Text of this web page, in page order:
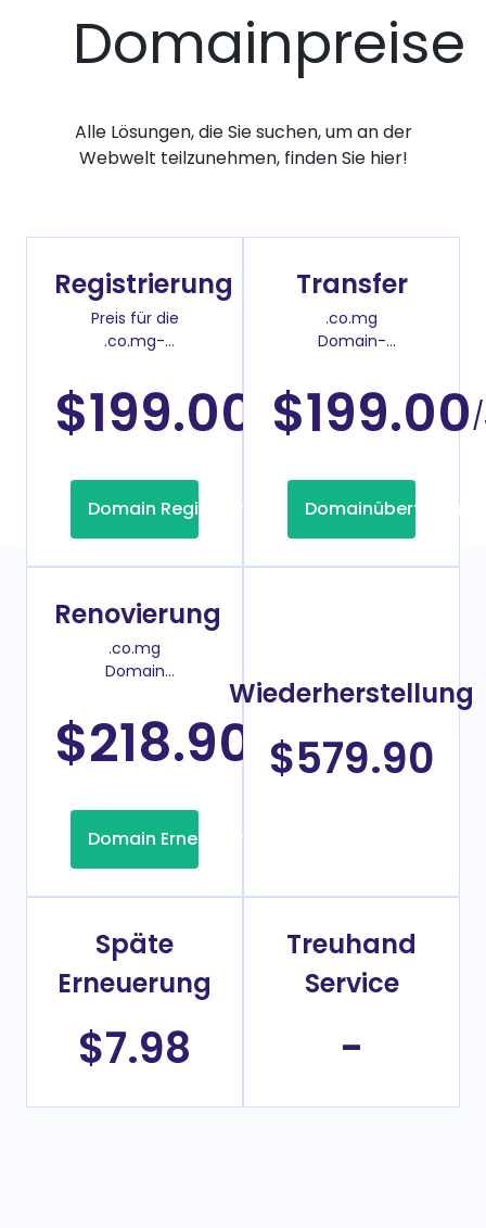
Domainpreise
Alle Lösungen, die Sie suchen, um an der
Webwelt teilzunehmen, finden Sie hier!
Registrierung
Preis für die
.co.mg-
$199.00 /Jahr
Domain Registrierung
Transfer
.co.mg
Domain-
$199.00
Domainübertragung
Renovierung
.co.mg
Domain
$218.90 /Jahr
Domain Erneuerung
Wiederherstellung
$579.90
Späte
Erneuerung
$7.98
Treuhand
Service
-